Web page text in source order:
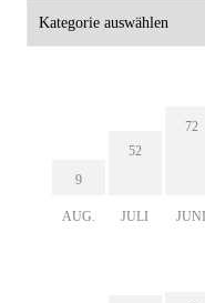
9
AUG.
52
JULI
72
JUNI